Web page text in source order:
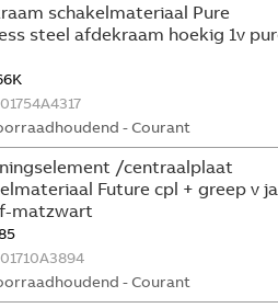
schakelmateriaal Pure
steel afdekraam hoekig 1v
- Courant
/centraalplaat
Future cpl + greep v
matzwart
- Courant